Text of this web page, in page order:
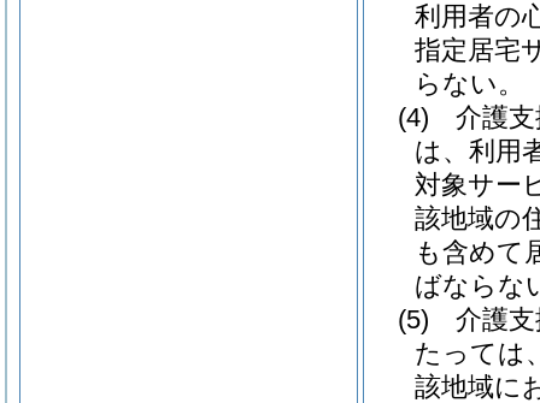
利用者の
指定居宅
らない。
(4)
介護
は、利用
対象サー
該地域の
も含めて
ばならな
(5)
介護
たっては
該地域に